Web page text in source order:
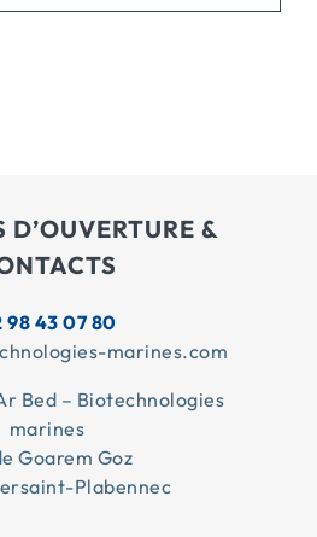
D’OUVERTURE &
98 43 07 80
marines.com
Bed – Biotechnologies
marines
Goarem Goz
Plabennec